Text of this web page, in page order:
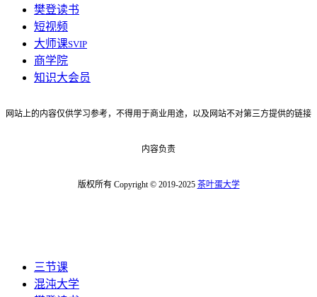
樊登读书
短视频
大师课SVIP
商学院
知识大会员
网站上的内容仅供学习参考，不得用于商业用途，以及网站不对第三方提供的链接
内容负责
版权所有 Copyright © 2019-2025 茶叶蛋大学
三节课
混沌大学